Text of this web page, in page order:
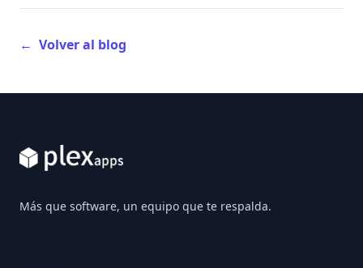
← Volver al blog
Más que software, un equipo que te respalda.